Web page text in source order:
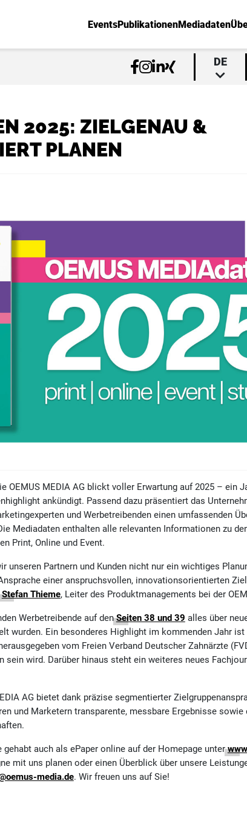
EventsPublikationenMediadaten
DE
2025: ZIELGENAU &
PLANEN
OEMUS MEDIA AG blickt voller Erwartung auf 2025 – ein
ankündigt. Passend dazu präsentiert das
und Werbetreibenden einen umfassenden
Mediadaten enthalten alle relevanten Informationen zu
Print, Online und Event.
unseren Partnern und Kunden nicht nur ein wichtiges
einer anspruchsvollen, innovationsorientierten
Stefan Thieme, Leiter des Produktmanagements bei der
Werbetreibende auf denSeiten 38 und 39 alles über
wurden. Ein besonderes Highlight im kommenden Jahr ist
vom Freien Verband Deutscher Zahnärzte
sein wird. Darüber hinaus steht ein weiteres neues
AG bietet dank präzise segmentierter
und Marketern transparente, messbare Ergebnisse sowie
auch als ePaper online auf der Homepage unter
mit uns planen oder einen Überblick über unsere
media.de. Wir freuen uns auf Sie!